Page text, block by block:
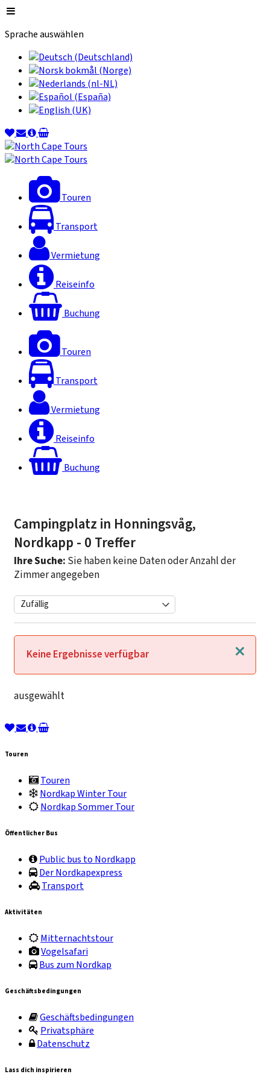
Sprache auswählen
Touren
Transport
Vermietung
Reiseinfo
Buchung
Touren
Transport
Vermietung
Reiseinfo
Buchung
Campingplatz in Honningsvåg,
Nordkapp - 0 Treffer
Ihre Suche: Sie haben keine Daten oder Anzahl der
Zimmer angegeben
Schließen
Keine Ergebnisse verfügbar
ausgewählt
Touren
Touren
Nordkap Winter Tour
Nordkap Sommer Tour
Öffentlicher Bus
Public bus to Nordkapp
Der Nordkapexpress
Transport
Aktivitäten
Mitternachtstour
Vogelsafari
Bus zum Nordkap
Geschäftsbedingungen
Geschäftsbedingungen
Privatsphäre
Datenschutz
Lass dich inspirieren